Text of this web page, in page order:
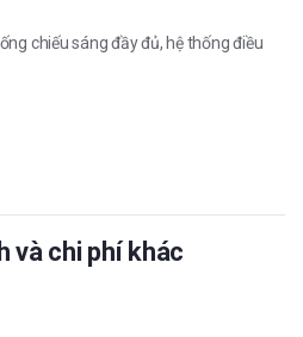
chiếu sáng đầy đủ, hệ thống điều
và chi phí khác